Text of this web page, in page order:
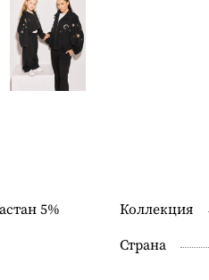
5% Коллекция
Страна